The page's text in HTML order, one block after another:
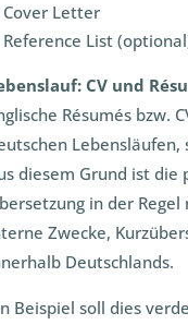
Cover Letter
Reference List
CV und
Résumés bzw.
Lebensläufen,
diesem Grund ist
in der
Zwecke,
Deutschlands.
Beispiel soll dies